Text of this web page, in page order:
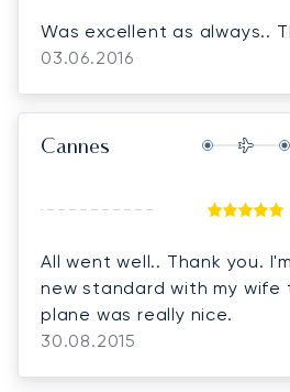
03.06.2016
Cannes
All went well.. Thank you.
new standard with my wife
plane was really nice.
30.08.2015